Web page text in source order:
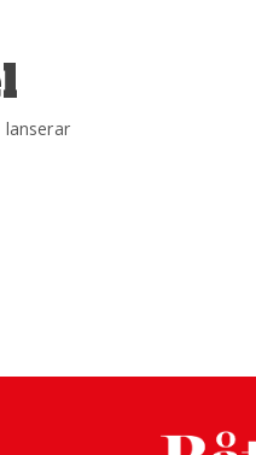
lanserar